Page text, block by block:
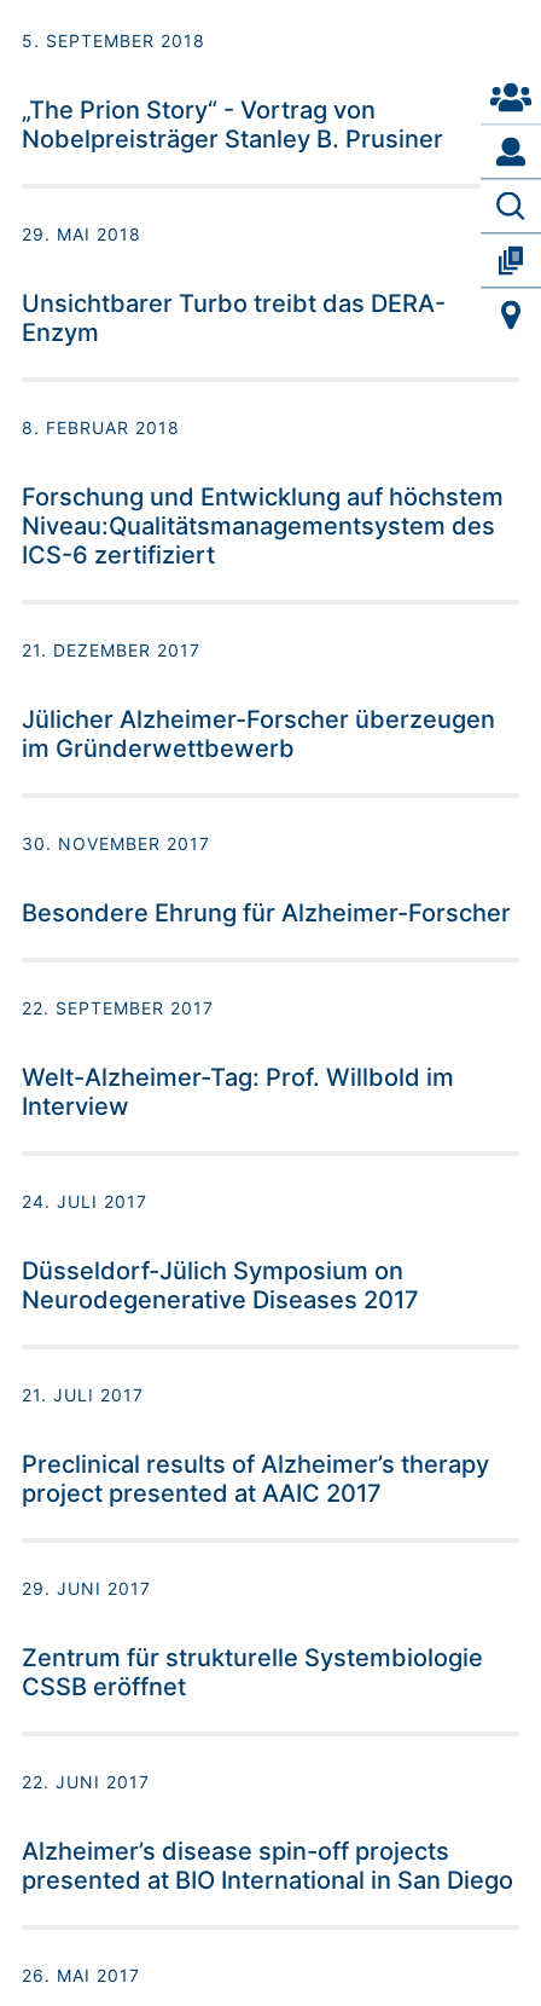
5. SEPTEMBER 2018
„The Prion Story“ - Vortrag von
Nobelpreisträger Stanley B. Prusiner
29. MAI 2018
Unsichtbarer Turbo treibt das DERA-
Enzym
8. FEBRUAR 2018
Forschung und Entwicklung auf höchstem
Niveau:Qualitätsmanagementsystem des
ICS-6 zertifiziert
21. DEZEMBER 2017
Jülicher Alzheimer-Forscher überzeugen
im Gründerwettbewerb
30. NOVEMBER 2017
Besondere Ehrung für Alzheimer-Forscher
22. SEPTEMBER 2017
Welt-Alzheimer-Tag: Prof. Willbold im
Interview
24. JULI 2017
Düsseldorf-Jülich Symposium on
Neurodegenerative Diseases 2017
21. JULI 2017
Preclinical results of Alzheimer’s therapy
project presented at AAIC 2017
29. JUNI 2017
Zentrum für strukturelle Systembiologie
CSSB eröffnet
22. JUNI 2017
Alzheimer’s disease spin-off projects
presented at BIO International in San Diego
26. MAI 2017